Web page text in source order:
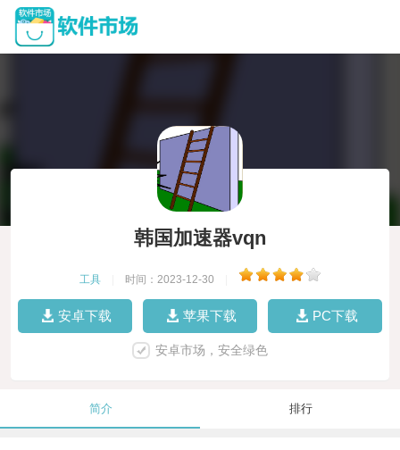
韩国加速器vqn
工具 时间：2023-12-30
安卓下载 苹果下载 PC下载
安卓市场，安全绿色
简介 排行